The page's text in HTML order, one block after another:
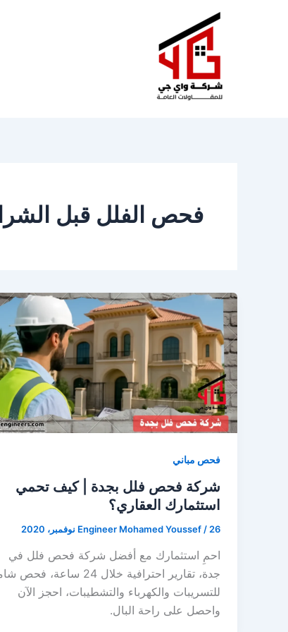
فحص الفلل قبل
فحص مباني
شركة فحص فلل بجدة | كيف تحمي
استثمارك العقاري؟
Engineer Mohamed Youssef / 26 نوفمبر، 2020
احمِ استثمارك مع أفضل شركة فحص فلل في
جدة، تقارير احترافية خلال 24 ساعة،
للتسريبات والكهرباء والتشطيبات، احجز الآن
واحصل على راحة البال.